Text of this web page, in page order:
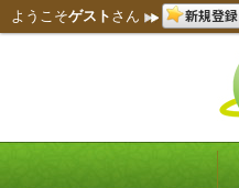
ようこそゲスト さん 新規登録